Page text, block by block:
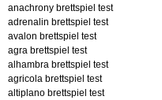
anachrony brettspiel test
adrenalin brettspiel test
avalon brettspiel test
agra brettspiel test
alhambra brettspiel test
agricola brettspiel test
altiplano brettspiel test